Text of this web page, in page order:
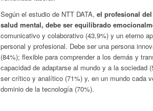
Según el estudio de NTT DATA, el profesional
salud mental, debe ser equilibrado
comunicativo y colaborativo (43,9%) y un eterno
personal y profesional. Debe ser una persona
(84%); flexible para comprender a los demás y
capacidad de adaptarse al mundo y a la sociedad
ser crítico y analítico (71%) y, en un mundo cada
dominio de la tecnología (70%).